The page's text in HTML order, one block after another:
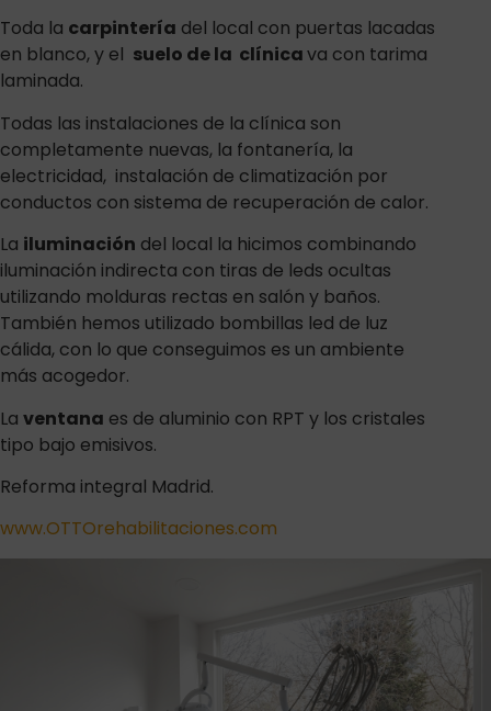
Toda la carpintería del local con puertas lacadas
en blanco, y el suelo de la clínicava con tarima
laminada.
Todas las instalaciones de la clínica son
completamente nuevas, la fontanería, la
electricidad, instalación de climatización por
conductos con sistema de recuperación de calor.
La iluminación del local la hicimos combinando
iluminación indirecta con tiras de leds ocultas
utilizando molduras rectas en salón y baños.
También hemos utilizado bombillas led de luz
cálida, con lo que conseguimos es un ambiente
más acogedor.
La ventana es de aluminio con RPT y los cristales
tipo bajo emisivos.
Reforma integral Madrid.
www.OTTOrehabilitaciones.com